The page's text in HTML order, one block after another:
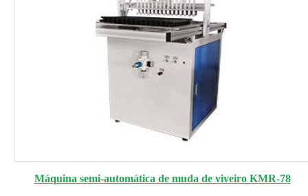
Máquina semi-automática de muda de viveiro KMR-78